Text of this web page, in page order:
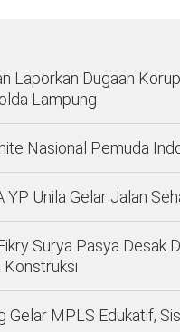
Laporkan Dugaan
Lampung
Nasional Pemuda
YP Unila Gelar Jalan
Surya Pasya Desak
Konstruksi
MPLS Edukatif,